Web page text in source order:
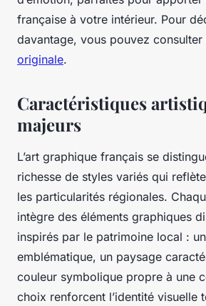
française à votre intérieur. Pour
davantage, vous pouvez consulter
originale.
Caractéristiques
majeurs
L’art graphique français se
richesse de styles variés qui
les particularités régionales.
intègre des éléments graphiques
inspirés par le patrimoine local :
emblématique, un paysage
couleur symbolique propre à une
choix renforcent l’identité visuelle